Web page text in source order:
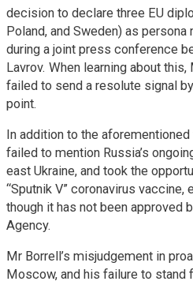
decision to declare three EU
Poland, and Sweden) as persona
during a joint press conference
Lavrov. When learning about this,
failed to send a resolute signal
point.
In addition to the
failed to mention Russia’s
east Ukraine, and took the
“Sputnik V” coronavirus vaccine,
though it has not been approved
Agency.
Mr Borrell’s misjudgement in
Moscow, and his failure to stand